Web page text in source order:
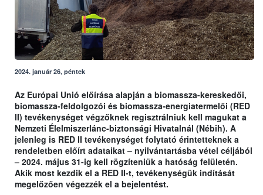
2024. január 26, péntek
Az Európai Unió előírása alapján a biomassza-kereskedői,
biomassza-feldolgozói és biomassza-energiatermelői (RED
II) tevékenységet végzőknek regisztrálniuk kell magukat a
Nemzeti Élelmiszerlánc-biztonsági Hivatalnál (Nébih). A
jelenleg is RED II tevékenységet folytató érintetteknek a
rendeletben előírt adataikat – nyilvántartásba vétel céljából
– 2024. május 31-ig kell rögzíteniük a hatóság felületén.
Akik most kezdik el a RED II-t, tevékenységük indítását
megelőzően végezzék el a bejelentést.